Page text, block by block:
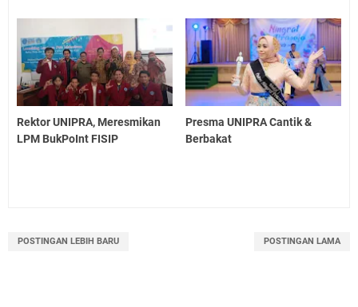
Rektor UNIPRA, Meresmikan
LPM BukPoInt FISIP
Presma UNIPRA Cantik &
Berbakat
POSTINGAN LEBIH BARU POSTINGAN LAMA